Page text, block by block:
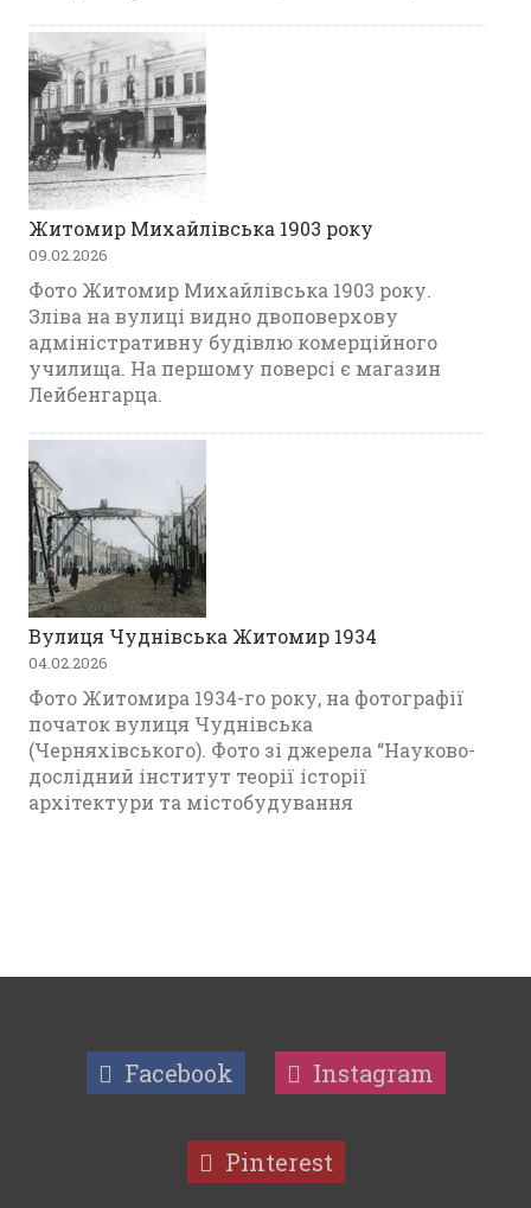
Житомир Михайлівська 1903 року
09.02.2026
Фото Житомир Михайлівська 1903 року.
Зліва на вулиці видно двоповерхову
адміністративну будівлю комерційного
училища. На першому поверсі є магазин
Лейбенгарца.
Вулиця Чуднівська Житомир 1934
04.02.2026
Фото Житомира 1934-го року, на фотографії
початок вулиця Чуднівська
(Черняхівського). Фото зі джерела “Науково-
дослідний інститут теорії історії
архітектури та містобудування
Facebook Instagram
Pinterest